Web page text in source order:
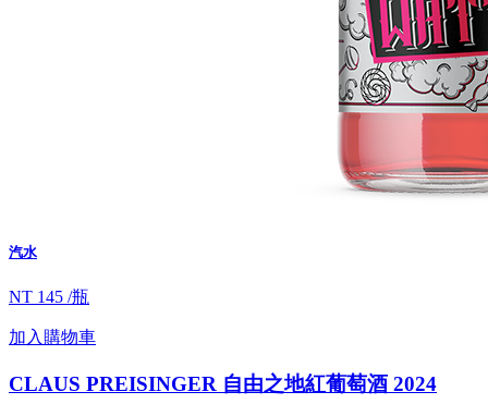
汽水
NT 145 /瓶
加入購物車
CLAUS PREISINGER 自由之地紅葡萄酒 2024